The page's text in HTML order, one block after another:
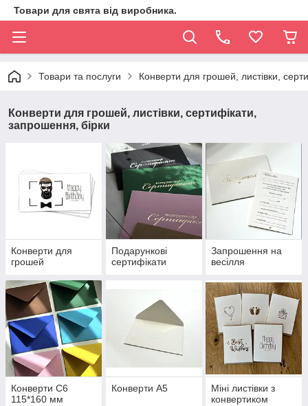
Товари для свята від виробника.
Товари та послуги Конверти для грошей, листівки,
Конверти для грошей, листівки, сертифікати,
запрошення, бірки
Конверти для
грошей
Подарункові
сертифікати
Запрошення на
весілля
Конверти С6
115*160 мм
Конверти А5
Міні листівки з
конвертиком